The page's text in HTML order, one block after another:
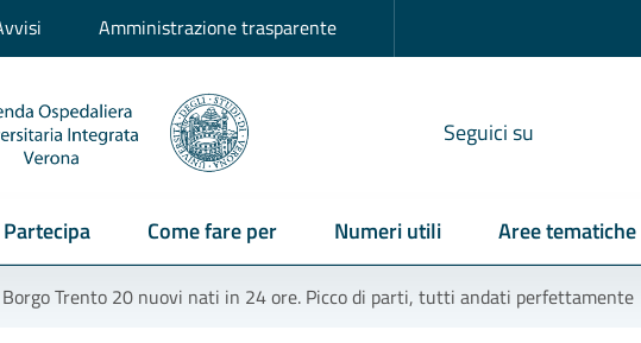
Amministrazione trasparente
Seguici su
Partecipa Come fare per Numeri utili Aree tematiche
Trento 20 nuovi nati in 24 ore. Picco di parti, tutti andati perfettamente